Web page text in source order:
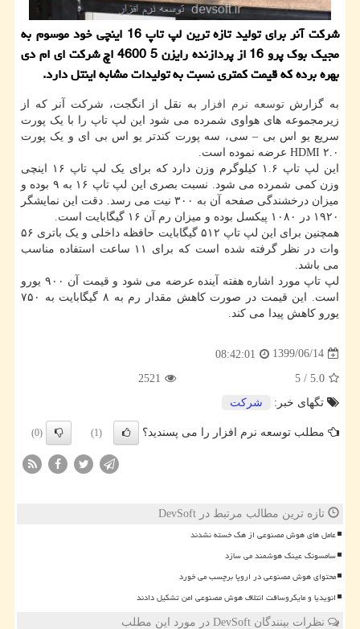
شركت آنر برای تولید تازه ترین لپ تاپ 16 اینچی خود موسوم به
مجیك بوك پرو 16 از پردازنده رایزن 5 4600 اچ شركت ای ام دی
بهره برده كه قیمت كمتری نسبت به تولیدات مشابه اینتل دارد.
به گزارشتوسعه نرم افزار
به نقل از انگجت، شرکت آنر که از
زیرمجموعه های هواوی شمرده می شود این لپ تاپ را با یک پورت
سریع یو اس بی – سی، سه پورت کندتر یو اس بی ای و یک پورت
HDMI ۲.۰ عرضه نموده است.
این لپ تاپ ۱.۶ کیلوگرم وزن دارد که برای یک لپ تاپ ۱۶ اینچی
وزن کمی شمرده می شود. نسبت بصری این لپ تاپ ۱۶ به ۹ بوده و
میزان درخشندگی صفحه آن به ۳۰۰ نیت می رسد. دقت این نمایشگر
۱۹۲۰ در ۱۰۸۰ پیکسل بوده و میزان رم آن ۱۶ گیگابایت است.
همچنین برای این لپ تاپ ۵۱۲ گیگابایت حافظه داخلی و یک باتری ۵۶
وات در نظر گرفته شده است که برای ۱۱ ساعت استفاده مناسب
می باشد.
لپ تاپ مورد اشاره هفته آینده عرضه می شود و قیمت آن ۹۰۰ یورو
است. این قیمت در صورت کاهش مقدار رم به ۸ گیگابایت به ۷۵۰
یورو کاهش پیدا می کند.
1399/06/14
08:42:01
5.0
/
5
2521
تگهای خبر:
شركت
مطلب توسعه نرم افزار را می پسندید؟ (1)
(0)
تازه ترین مطالب مرتبط در DevSoft
عامل های هوش مصنوعی از هک خسته نشدند
سامسونگ عینک هوشمند می سازد
محتوای هوش مصنوعی در اروپا برچسب می خورد
انویدیا و مایکروسافت ائتلاف هوش مصنوعی امن تشکیل دادند
نظرات بینندگان DevSoft در مورد این مطلب